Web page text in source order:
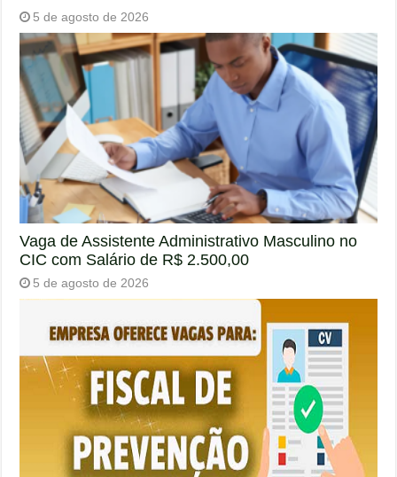
5 de agosto de 2026
Vaga de Assistente Administrativo Masculino no
CIC com Salário de R$ 2.500,00
5 de agosto de 2026